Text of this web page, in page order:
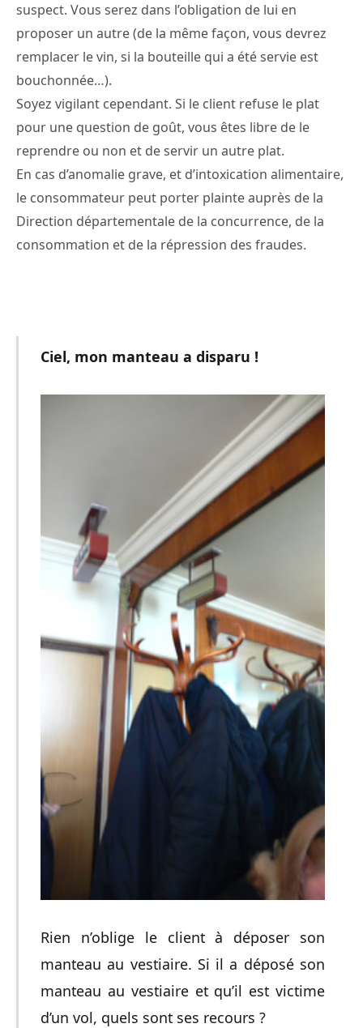
suspect. Vous serez dans l’obligation de lui en
proposer un autre (de la même façon, vous devrez
remplacer le vin, si la bouteille qui a été servie est
bouchonnée…).
Soyez vigilant cependant. Si le client refuse le plat
pour une question de goût, vous êtes libre de le
reprendre ou non et de servir un autre plat.
En cas d’anomalie grave, et d’intoxication alimentaire,
le consommateur peut porter plainte auprès de la
Direction départementale de la concurrence, de la
consommation et de la répression des fraudes.
Ciel, mon manteau a disparu !
Rien n’oblige le client à déposer son
manteau au vestiaire. Si il a déposé son
manteau au vestiaire et qu’il est victime
d’un vol, quels sont ses recours ?